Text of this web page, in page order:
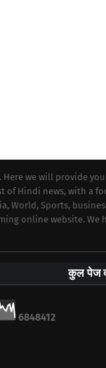
Here we will provide
Hindi news, with a
World, Sports,
online website. We
कुल पेज
6848412